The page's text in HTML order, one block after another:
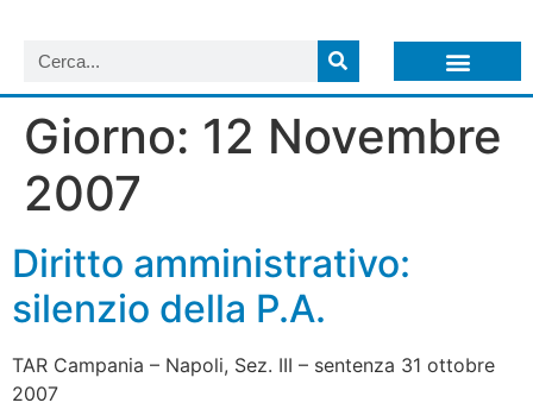
Giorno: 12 Novembre
2007
Diritto amministrativo:
silenzio della P.A.
TAR Campania – Napoli, Sez. III – sentenza 31 ottobre
2007